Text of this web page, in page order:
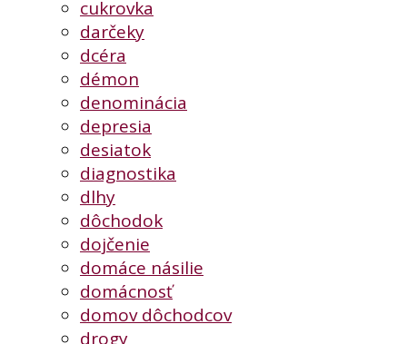
cukrovka
darčeky
dcéra
démon
denominácia
depresia
desiatok
diagnostika
dlhy
dôchodok
dojčenie
domáce násilie
domácnosť
domov dôchodcov
drogy